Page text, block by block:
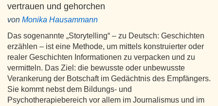
vertrauen und gehorchen
von Monika Hausammann
Das sogenannte „Storytelling“ – zu Deutsch: Geschichten
erzählen – ist eine Methode, um mittels konstruierter oder
realer Geschichten Informationen zu verpacken und zu
vermitteln. Das Ziel: die bewusste oder unbewusste
Verankerung der Botschaft im Gedächtnis des Empfängers.
Sie kommt nebst dem Bildungs- und
Psychotherapiebereich vor allem im Journalismus und im